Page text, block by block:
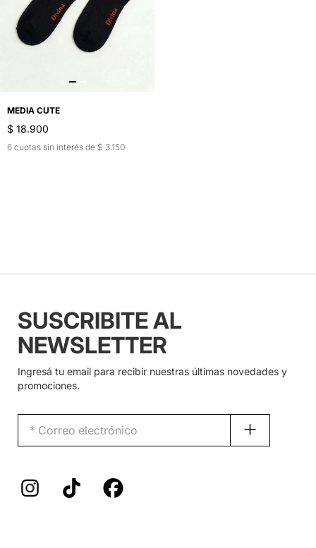
MEDIA CUTE
$ 18.900
6 cuotas sin interés de $ 3.150
SUSCRIBITE AL
NEWSLETTER
Ingresá tu email para recibir nuestras últimas novedades y
promociones.